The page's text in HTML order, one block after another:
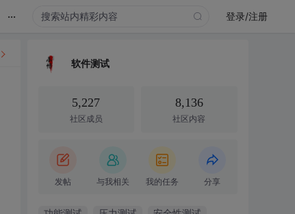
... 登录/注册
软件测试
5,227
社区成员
8,136
社区内容
发帖 与我相关 我的任务 分享